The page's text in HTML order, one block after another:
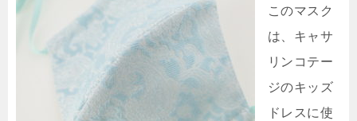
このマスク
は、キャサ
リンコテー
ジのキッズ
ドレスに使